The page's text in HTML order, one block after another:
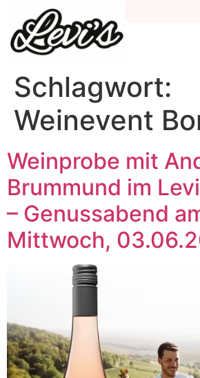
Schlagwort:
Weinevent
Weinprobe mit
Brummund im
– Genussabend
Mittwoch,